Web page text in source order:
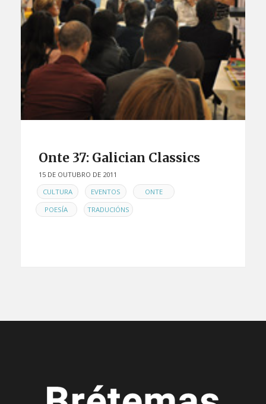
Onte 37: Galician Classics
15 DE OUTUBRO DE 2011
EN CULTURA , EVENTOS , ONTE ,
POESÍA , TRADUCIÓNS